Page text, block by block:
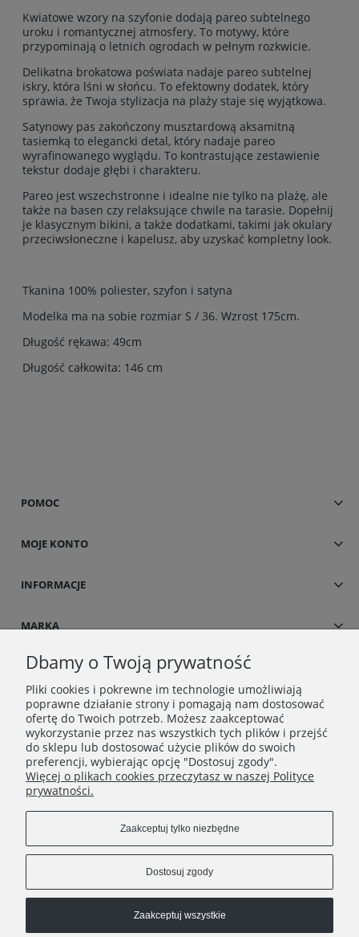
Kwiatowe wzory na szyfonie dodają pareo subtelnego
uroku i romantycznej atmosfery. To motywy, które
przypominają o letnich ogrodach w pełnym rozkwicie.
Delikatna brokatowa poświata nadaje pareo subtelnej
iskry, która lśni w słońcu. To efektowny dodatek, który
sprawia, że Twoja stylizacja na plaży staje się wyjątkowa.
Satynowy pas zakończony musztardową aksamitną
tasiemką to elegancki detal, który nadaje pareo
wyrafinowanego wyglądu. To kontrastujące zestawienie
tekstur dodaje głębi i charakteru.
Pareo jest wszechstronne i idealne nie tylko na plażę, ale
także na basen czy relaksujące chwile na tarasie. Dopełnij
je klasycznym bikini, a także dodatkami, takimi jak okulary
przeciwsłoneczne i kapelusz, aby uzyskać kompletny look.
Tkanina 100% poliester, szyfon i satyna
Modelka ma na sobie rozmiar S / 36. Wzrost 175cm.
Długość rękawa: 49cm
Długość całkowita: 146 cm
POMOC
MOJE KONTO
INFORMACJE
MARKA
Copyrights © 2021 - Dress UP
dressup.kontakt@gmail.com
+48790452216
Dbamy o Twoją prywatność
Pliki cookies i pokrewne im technologie umożliwiają
poprawne działanie strony i pomagają nam dostosować
ofertę do Twoich potrzeb. Możesz zaakceptować
wykorzystanie przez nas wszystkich tych plików i przejść
do sklepu lub dostosować użycie plików do swoich
preferencji, wybierając opcję "Dostosuj zgody".
Więcej o plikach cookies przeczytasz w naszej Polityce
prywatności.
Zaakceptuj tylko niezbędne
Dostosuj zgody
Zaakceptuj wszystkie